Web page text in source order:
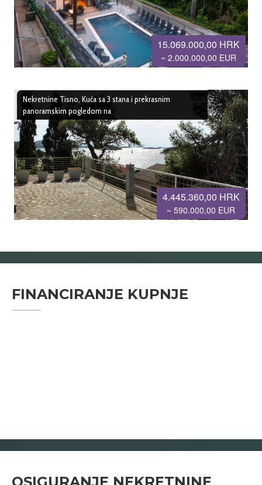
15.069.000,00 HRK
~ 2.000.000,00 EUR
4.445.360,00 HRK
~ 590.000,00 EUR
Nekretnine Tisno, Kuća sa 3 stana i prekrasnim
panoramskim pogledom na
FINANCIRANJE KUPNJE
OSIGURANJE NEKRETNINE